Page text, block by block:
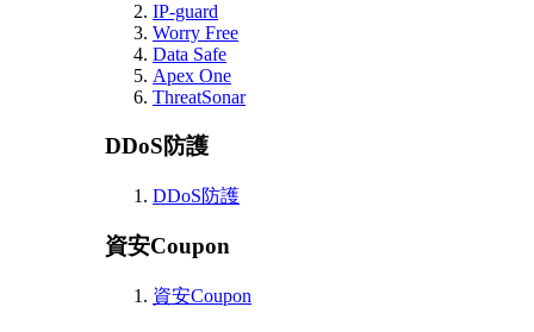
IP-guard
Worry Free
Data Safe
Apex One
ThreatSonar
DDoS防護
DDoS防護
資安Coupon
資安Coupon